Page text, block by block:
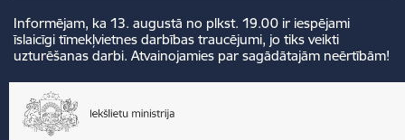
Informējam, ka 13. augustā no plkst. 19.00 ir iespējami
īslaicīgi tīmekļvietnes darbības traucējumi, jo tiks veikti
uzturēšanas darbi. Atvainojamies par sagādātajām neērtībām!